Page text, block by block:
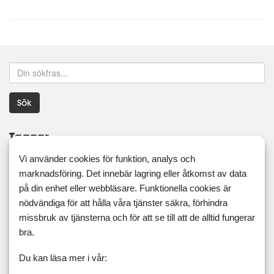
Sök
Taggar
16:8 5:2 ägg äggfasta äggfritt
aip
antiinflammatoriskt
asiatiskt aubergine bacon
bakteriekultur
bär beroende blandfärs
blinier
blomkål
Vi använder cookies för funktion, analys och
marknadsföring. Det innebär lagring eller åtkomst av data
på din enhet eller webbläsare. Funktionella cookies är
nödvändiga för att hålla våra tjänster säkra, förhindra
missbruk av tjänsterna och för att se till att de alltid fungerar
bra.
Du kan läsa mer i vår: